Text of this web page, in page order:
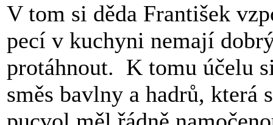
V tom si děda František
pecí v kuchyni nemají
protáhnout. K tomu účelu
směs bavlny a hadrů, která